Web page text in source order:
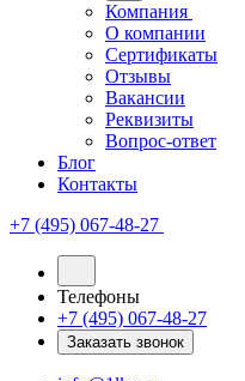
Компания
О компании
Сертификаты
Отзывы
Вакансии
Реквизиты
Вопрос-ответ
Блог
Контакты
+7 (495) 067-48-27
Телефоны
+7 (495) 067-48-27
Заказать звонок